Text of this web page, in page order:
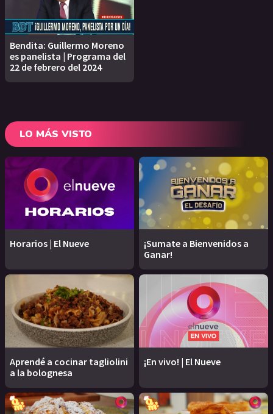
Bendita: Guillermo Moreno
es panelista | Programa del
22 de febrero del 2024
LO MÁS VISTO
Horarios | El Nueve
¡Sumate a Bienvenidos a
Ganar!
Aprendé a cocinar tagliolini
a la bolognesa
¡En vivo! | El Nueve